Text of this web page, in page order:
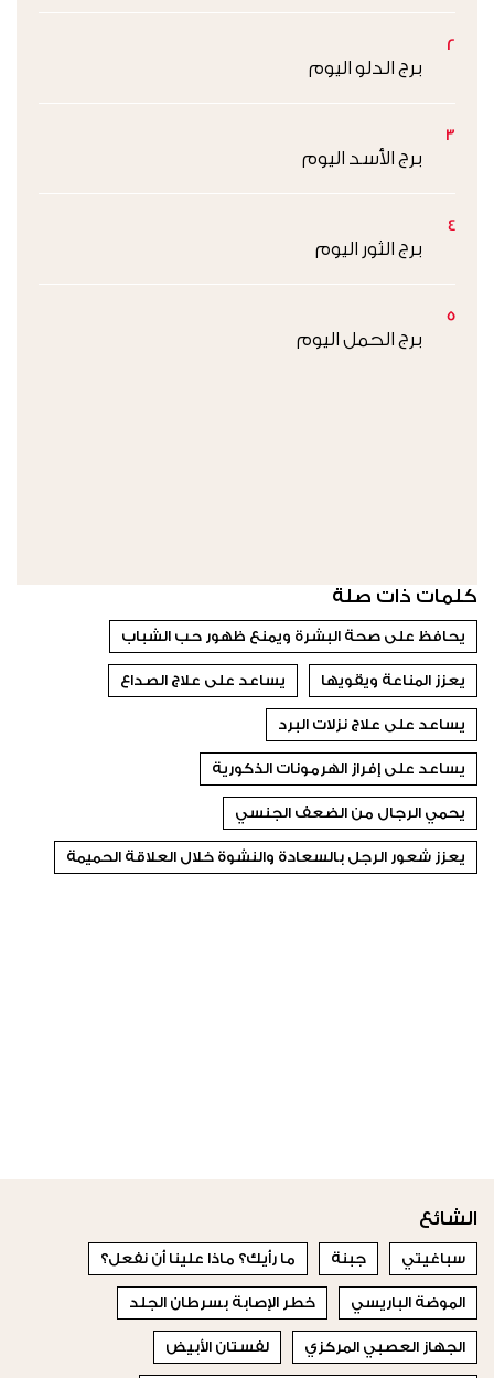
2
برج الدلو اليوم
3
برج الأسد اليوم
4
برج الثور اليوم
5
برج الحمل اليوم
كلمات ذات صلة
يحافظ على صحة البشرة ويمنع ظهور حب الشباب
يعزز المناعة ويقويها يساعد على علاج الصداع
يساعد على علاج نزلات البرد
يساعد على إفراز الهرمونات الذكورية
يحمي الرجال من الضعف الجنسي
يعزز شعور الرجل بالسعادة والنشوة خلال العلاقة الحميمة
الشائع
سباغيتي جبنة ما رأيك؟ ماذا علينا أن نفعل؟
الموضة الباريسي خطر الإصابة بسرطان الجلد
الجهاز العصبي المركزي لفستان الأبيض